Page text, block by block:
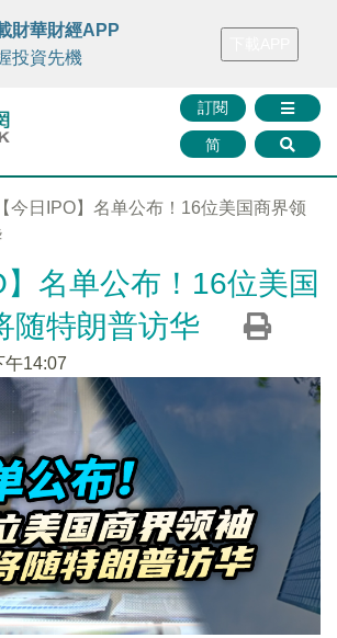
FINTV FINMETA 財華證券 媒體矩陣
訂閱
简
財華財經APP
投資先機
【今日IPO】名单公布！16位美国商界领
】名单公布！16位美国
随特朗普访华
午14:07